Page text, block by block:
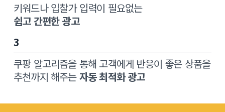
키워드나 입찰가 입력이 필요없는
쉽고 간편한 광고
3
쿠팡 알고리즘을 통해 고객에게 반응이 좋은 상품을
추천까지 해주는자동 최적화 광고